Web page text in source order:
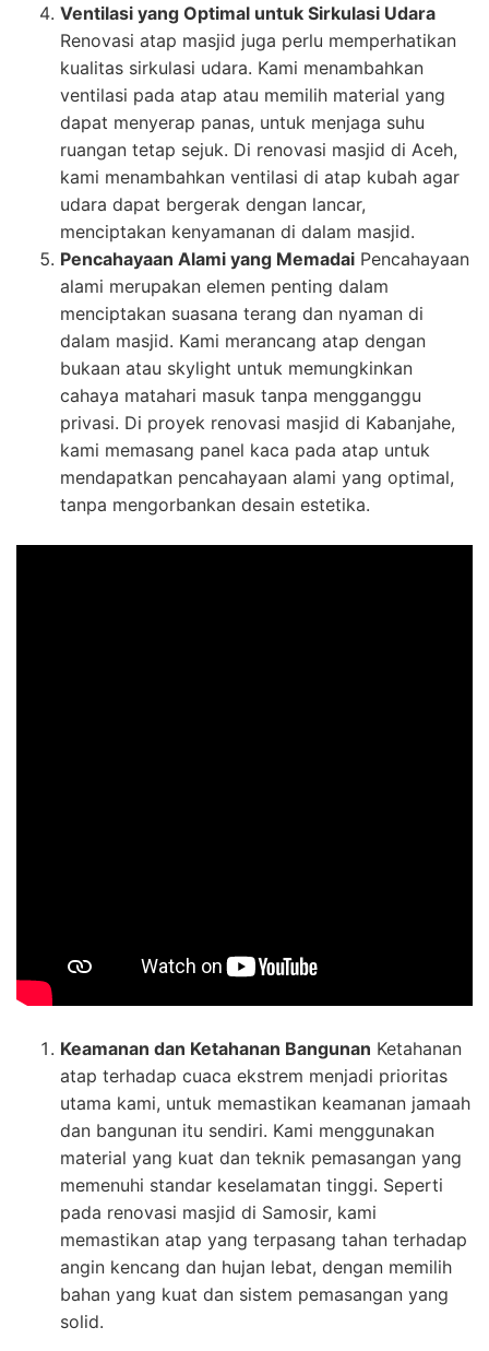
Ventilasi yang Optimal untuk Sirkulasi Udara
Renovasi atap masjid juga perlu memperhatikan
kualitas sirkulasi udara. Kami menambahkan
ventilasi pada atap atau memilih material yang
dapat menyerap panas, untuk menjaga suhu
ruangan tetap sejuk. Di renovasi masjid di Aceh,
kami menambahkan ventilasi di atap kubah agar
udara dapat bergerak dengan lancar,
menciptakan kenyamanan di dalam masjid.
Pencahayaan Alami yang Memadai Pencahayaan
alami merupakan elemen penting dalam
menciptakan suasana terang dan nyaman di
dalam masjid. Kami merancang atap dengan
bukaan atau skylight untuk memungkinkan
cahaya matahari masuk tanpa mengganggu
privasi. Di proyek renovasi masjid di Kabanjahe,
kami memasang panel kaca pada atap untuk
mendapatkan pencahayaan alami yang optimal,
tanpa mengorbankan desain estetika.
Keamanan dan Ketahanan Bangunan Ketahanan
atap terhadap cuaca ekstrem menjadi prioritas
utama kami, untuk memastikan keamanan jamaah
dan bangunan itu sendiri. Kami menggunakan
material yang kuat dan teknik pemasangan yang
memenuhi standar keselamatan tinggi. Seperti
pada renovasi masjid di Samosir, kami
memastikan atap yang terpasang tahan terhadap
angin kencang dan hujan lebat, dengan memilih
bahan yang kuat dan sistem pemasangan yang
solid.